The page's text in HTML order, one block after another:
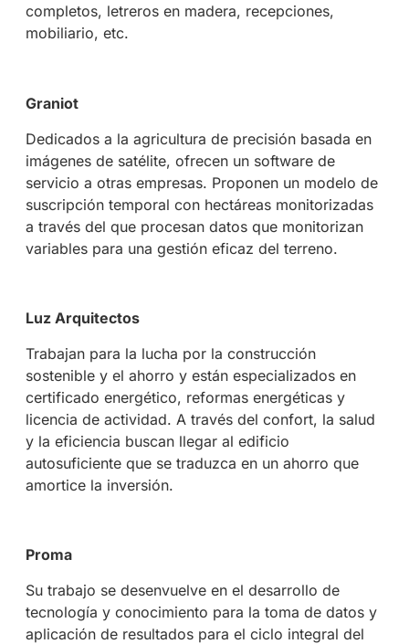
completos, letreros en madera, recepciones,
mobiliario, etc.
Graniot
Dedicados a la agricultura de precisión basada en
imágenes de satélite, ofrecen un software de
servicio a otras empresas. Proponen un modelo de
suscripción temporal con hectáreas monitorizadas
a través del que procesan datos que monitorizan
variables para una gestión eficaz del terreno.
Luz Arquitectos
Trabajan para la lucha por la construcción
sostenible y el ahorro y están especializados en
certificado energético, reformas energéticas y
licencia de actividad. A través del confort, la salud
y la eficiencia buscan llegar al edificio
autosuficiente que se traduzca en un ahorro que
amortice la inversión.
Proma
Su trabajo se desenvuelve en el desarrollo de
tecnología y conocimiento para la toma de datos y
aplicación de resultados para el ciclo integral del